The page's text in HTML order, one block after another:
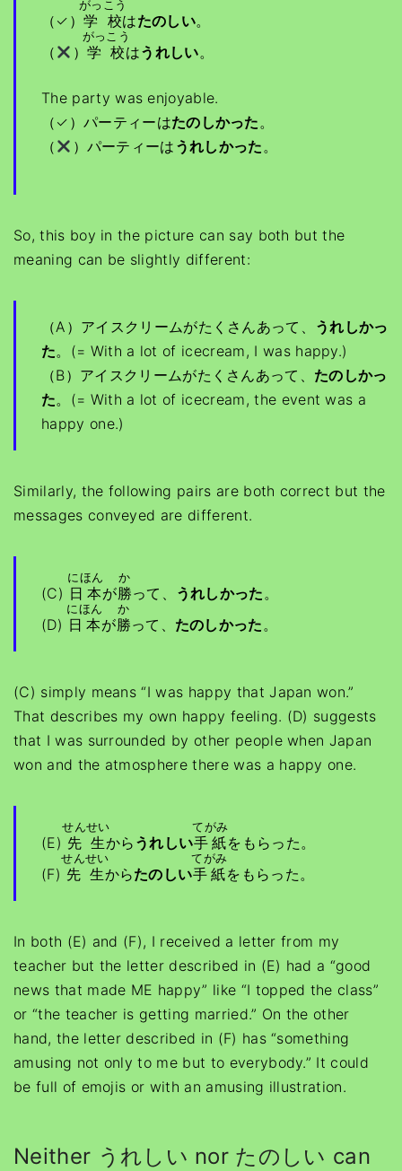
（✓） 学校
がっこう
はたのしい。
（
） 学校
がっこう
はうれしい。
The party was enjoyable.
（✓）パーティーはたのしかった。
（
）パーティーは うれしかった。
So, this boy in the picture can say both but the
meaning can be slightly different:
（A）アイスクリームがたくさんあって、 うれしかっ
た。(= With a lot of icecream, I was happy.)
（B）アイスクリームがたくさんあって、 たのしかっ
た。(= With a lot of icecream, the event was a
happy one.)
Similarly, the following pairs are both correct but the
messages conveyed are different.
(C) 日本
にほん
が勝
か
って、 うれしかった。
(D) 日本
にほん
が勝
か
って、 たのしかった。
(C) simply means “I was happy that Japan won.”
That describes my own happy feeling. (D) suggests
that I was surrounded by other people when Japan
won and the atmosphere there was a happy one.
(E) 先生
せんせい
から うれしい手紙
てがみ
をもらった。
(F) 先生
せんせい
からたのしい手紙
てがみ
をもらった。
In both (E) and (F), I received a letter from my
teacher but the letter described in (E) had a “good
news that made ME happy” like “I topped the class”
or “the teacher is getting married.” On the other
hand, the letter described in (F) has “something
amusing not only to me but to everybody.” It could
be full of emojis or with an amusing illustration.
Neither うれしい nor たのしい can